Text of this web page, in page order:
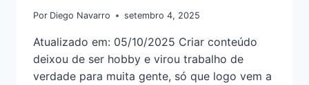
Por Diego Navarro setembro 4, 2025
Atualizado em: 05/10/2025 Criar conteúdo
deixou de ser hobby e virou trabalho de
verdade para muita gente, só que logo vem a